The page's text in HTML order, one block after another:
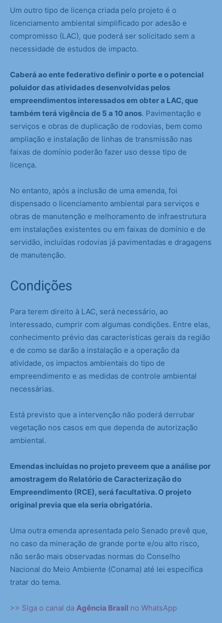
Um outro tipo de licença criada pelo projeto é o
licenciamento ambiental simplificado por adesão e
compromisso (LAC), que poderá ser solicitado sem a
necessidade de estudos de impacto.
Caberá ao ente federativo definir o porte e o potencial
poluidor das atividades desenvolvidas pelos
empreendimentos interessados em obter a LAC, que
também terá vigência de 5 a 10 anos. Pavimentação e
serviços e obras de duplicação de rodovias, bem como
ampliação e instalação de linhas de transmissão nas
faixas de domínio poderão fazer uso desse tipo de
licença.
No entanto, após a inclusão de uma emenda, foi
dispensado o licenciamento ambiental para serviços e
obras de manutenção e melhoramento de infraestrutura
em instalações existentes ou em faixas de domínio e de
servidão, incluídas rodovias já pavimentadas e dragagens
de manutenção.
Condições
Para terem direito à LAC, será necessário, ao
interessado, cumprir com algumas condições. Entre elas,
conhecimento prévio das características gerais da região
e de como se darão a instalação e a operação da
atividade, os impactos ambientais do tipo de
empreendimento e as medidas de controle ambiental
necessárias.
Está previsto que a intervenção não poderá derrubar
vegetação nos casos em que dependa de autorização
ambiental.
Emendas incluídas no projeto preveem que a análise por
amostragem do Relatório de Caracterização do
Empreendimento (RCE), será facultativa. O projeto
original previa que ela seria obrigatória.
Uma outra emenda apresentada pelo Senado prevê que,
no caso da mineração de grande porte e/ou alto risco,
não serão mais observadas normas do Conselho
Nacional do Meio Ambiente (Conama) até lei específica
tratar do tema.
>> Siga o canal da Agência Brasil no WhatsApp